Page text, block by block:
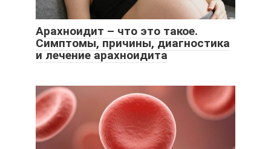
Арахноидит – что это такое.
Симптомы, причины, диагностика
и лечение арахноидита